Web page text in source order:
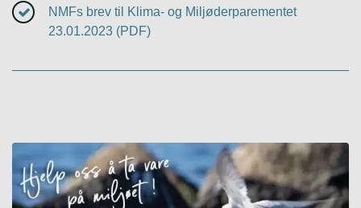
NMFs brev til Klima- og Miljøderparementet
23.01.2023 (PDF)